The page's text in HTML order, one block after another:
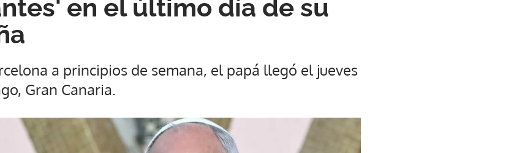
en el último día de su
a principios de semana, el papá llegó el jueves
Gran Canaria.